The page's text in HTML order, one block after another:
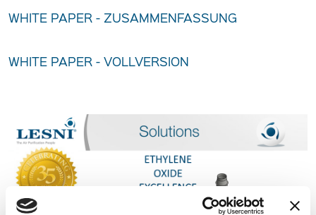
WHITE PAPER - ZUSAMMENFASSUNG
WHITE PAPER - VOLLVERSION